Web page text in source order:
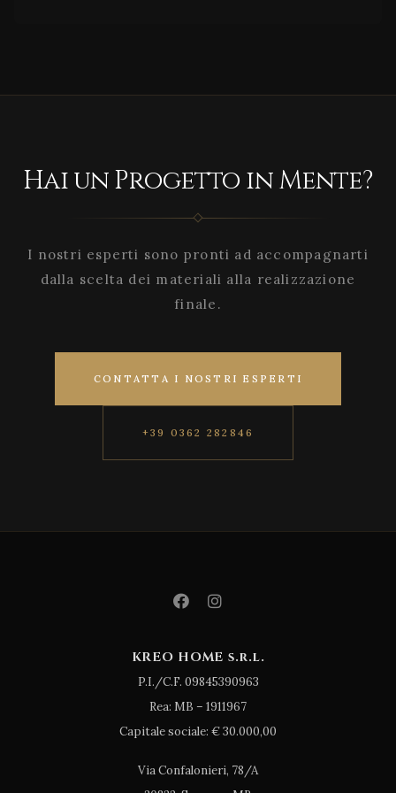
Hai un Progetto in Mente?
I nostri esperti sono pronti ad accompagnarti
dalla scelta dei materiali alla realizzazione
finale.
CONTATTA I NOSTRI ESPERTI
+39 0362 282846
KREO HOME s.r.l.
P.I./C.F. 09845390963
Rea: MB – 1911967
Capitale sociale: € 30.000,00
Via Confalonieri, 78/A